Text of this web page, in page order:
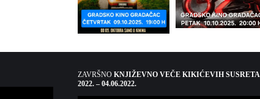
ZAVRŠNO KNJIŽEVNO VEČE KIKIĆEVIH SUSRETA
2022. – 04.06.2022.